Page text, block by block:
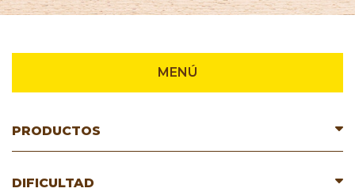
MENÚ
PRODUCTOS
DIFICULTAD